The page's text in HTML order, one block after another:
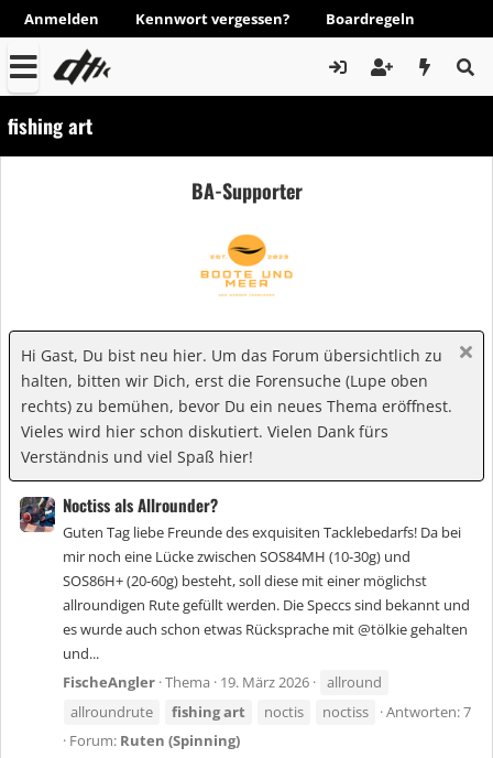
Anmelden Kennwort vergessen? Boardregeln
fishing art
BA-Supporter
Hi Gast, Du bist neu hier. Um das Forum übersichtlich zu
halten, bitten wir Dich, erst die Forensuche (Lupe oben
rechts) zu bemühen, bevor Du ein neues Thema eröffnest.
Vieles wird hier schon diskutiert. Vielen Dank fürs
Verständnis und viel Spaß hier!
Noctiss als Allrounder?
Guten Tag liebe Freunde des exquisiten Tacklebedarfs! Da bei
mir noch eine Lücke zwischen SOS84MH (10-30g) und
SOS86H+ (20-60g) besteht, soll diese mit einer möglichst
allroundigen Rute gefüllt werden. Die Speccs sind bekannt und
es wurde auch schon etwas Rücksprache mit @tölkie gehalten
und...
FischeAngler Thema 19. März 2026
allround
allroundrute
fishingart noctis noctiss
Antworten: 7
Forum: Ruten (Spinning)